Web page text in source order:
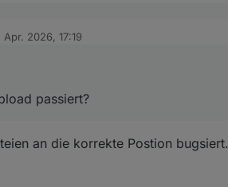
ist durch das Upload passiert?
Apr. 2026, 17:19
von
passiert?
an die korrekte Postion bugsiert.